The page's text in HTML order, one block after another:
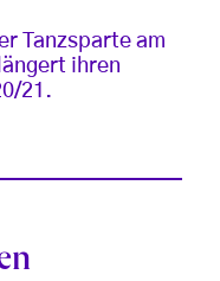
Tanzsparte am
ihren
21.